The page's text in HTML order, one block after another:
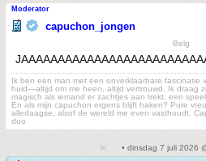
Moderator
capuchon_jongen
Belg
Ik ben een man met een onverklaarbare fascinatie
huid—altijd om me heen, altijd vertrouwd. Ik draag
magisch als iemand er zachtjes aan trekt, een
En als mijn capuchon ergens blijft haken? Pure
alledaagse, alsof de wereld me even vasthoudt.
duo
• dinsdag 7 juli 2026